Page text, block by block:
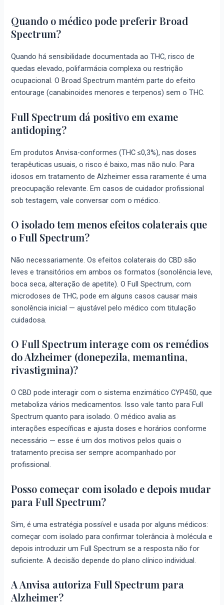
Quando o médico pode preferir Broad
Spectrum?
Quando há sensibilidade documentada ao THC, risco de
quedas elevado, polifarmácia complexa ou restrição
ocupacional. O Broad Spectrum mantém parte do efeito
entourage (canabinoides menores e terpenos) sem o THC.
Full Spectrum dá positivo em exame
antidoping?
Em produtos Anvisa-conformes (THC ≤0,3%), nas doses
terapêuticas usuais, o risco é baixo, mas não nulo. Para
idosos em tratamento de Alzheimer essa raramente é uma
preocupação relevante. Em casos de cuidador profissional
sob testagem, vale conversar com o médico.
O isolado tem menos efeitos colaterais que
o Full Spectrum?
Não necessariamente. Os efeitos colaterais do CBD são
leves e transitórios em ambos os formatos (sonolência leve,
boca seca, alteração de apetite). O Full Spectrum, com
microdoses de THC, pode em alguns casos causar mais
sonolência inicial — ajustável pelo médico com titulação
cuidadosa.
O Full Spectrum interage com os remédios
do Alzheimer (donepezila, memantina,
rivastigmina)?
O CBD pode interagir com o sistema enzimático CYP450, que
metaboliza vários medicamentos. Isso vale tanto para Full
Spectrum quanto para isolado. O médico avalia as
interações específicas e ajusta doses e horários conforme
necessário — esse é um dos motivos pelos quais o
tratamento precisa ser sempre acompanhado por
profissional.
Posso começar com isolado e depois mudar
para Full Spectrum?
Sim, é uma estratégia possível e usada por alguns médicos:
começar com isolado para confirmar tolerância à molécula e
depois introduzir um Full Spectrum se a resposta não for
suficiente. A decisão depende do plano clínico individual.
A Anvisa autoriza Full Spectrum para
Alzheimer?